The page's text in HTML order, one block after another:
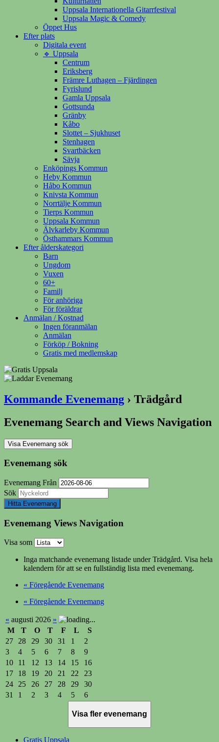
Uppsala Internationella Gitarrfestival
Uppsala Magic & Comedy
Öppet Hus
Efter plats
Digitala event
🔹 Uppsala
Centrum
Eriksberg
Främre Luthagen – Fjärdingen
Fyrislund
Gamla Uppsala
Gottsunda
Gränby
Kåbo
Slottet – Sjukhuset
Stenhagen
Svartbäcken
Sävja
Enköpings Kommun
Heby Kommun
Håbo Kommun
Knivsta Kommun
Norrtälje Kommun
Tierps Kommun
Uppsala Kommun
Älvkarleby Kommun
Östhammars Kommun
Efter ålderskategori
Barn
Ungdom
Vuxen
60+
Familj
För anhöriga
För föräldrar
Anmälan / Kostnad
Ingen föranmälan
Anmälan
Förköp / Bokning
Gratis med medlemskap
Kommande Evenemang › Trädgård
Evenemang Search and Views Navigation
Visa Evenemang sök
Evenemang sök
Evenemang Från
Sök
Evenemang Views Navigation
Visa som
Inga matchande evenemang listade under Trädgård. Visa hela
kalendern för att se en fullständig lista med evenemang.
« Föregående Evenemang
« Föregående Evenemang
« augusti 2026 »
M
T O T F L
S
27
28 29 30 31 1
2
3
4 5 6 7 8
9
10
11 12 13 14 15
16
17
18 19 20 21 22
23
24
25 26 27 28 29
30
31
1 2 3 4 5 6
Visa fler evenemang
Gratis Uppsala